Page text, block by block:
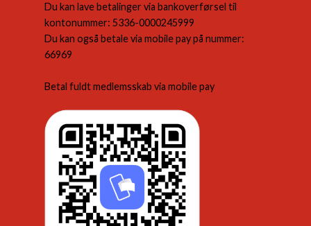
Du kan lave betalinger via bankoverførsel til
kontonummer: 5336-0000245999
Du kan også betale via mobile pay på nummer:
66969
Betal fuldt medlemsskab via mobile pay